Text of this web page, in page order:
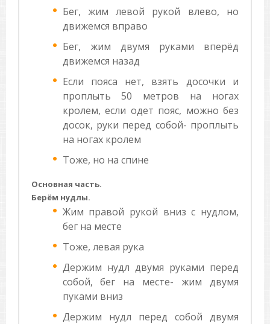
Бег, жим левой рукой влево, но
движемся вправо
Бег, жим двумя руками вперёд
движемся назад
Если пояса нет, взять досочки и
проплыть 50 метров на ногах
кролем, если одет пояс, можно без
досок, руки перед собой- проплыть
на ногах кролем
Тоже, но на спине
Основная часть.
Берём нудлы.
Жим правой рукой вниз с нудлом,
бег на месте
Тоже, левая рука
Держим нудл двумя руками перед
собой, бег на месте- жим двумя
пуками вниз
Держим нудл перед собой двумя